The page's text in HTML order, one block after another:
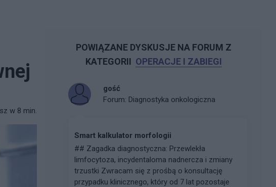
w 8 min.
POWIĄZANE DYSKUSJE NA FORUM Z
KATEGORII OPERACJE I ZABIEGI
gość
Forum: Diagnostyka onkologiczna
Smart kalkulator morfologii
## Zagadka diagnostyczna: Przewlekła
limfocytoza, incydentaloma nadnercza i zmiany
trzustki Zwracam się z prośbą o konsultację
przypadku klinicznego, który od 7 lat pozostaje